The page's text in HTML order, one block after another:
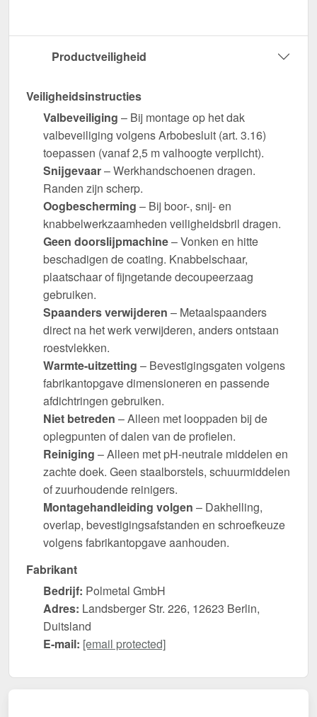
Productveiligheid
Veiligheidsinstructies
Valbeveiliging – Bij montage op het dak
valbeveiliging volgens Arbobesluit (art. 3.16)
toepassen (vanaf 2,5 m valhoogte verplicht).
Snijgevaar– Werkhandschoenen dragen.
Randen zijn scherp.
Oogbescherming – Bij boor-, snij- en
knabbelwerkzaamheden veiligheidsbril dragen.
Geen doorslijpmachine– Vonken en hitte
beschadigen de coating. Knabbelschaar,
plaatschaar of fijngetande decoupeerzaag
gebruiken.
Spaanders verwijderen – Metaalspaanders
direct na het werk verwijderen, anders ontstaan
roestvlekken.
Warmte-uitzetting – Bevestigingsgaten volgens
fabrikantopgave dimensioneren en passende
afdichtringen gebruiken.
Niet betreden – Alleen met looppaden bij de
oplegpunten of dalen van de profielen.
Reiniging – Alleen met pH-neutrale middelen en
zachte doek. Geen staalborstels, schuurmiddelen
of zuurhoudende reinigers.
Montagehandleiding volgen – Dakhelling,
overlap, bevestigingsafstanden en schroefkeuze
volgens fabrikantopgave aanhouden.
Fabrikant
Bedrijf: Polmetal GmbH
Adres: Landsberger Str. 226, 12623 Berlin,
Duitsland
E-mail: [email protected]